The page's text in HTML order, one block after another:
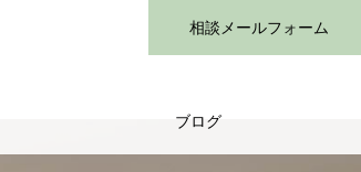
相談メールフォーム
ブログ